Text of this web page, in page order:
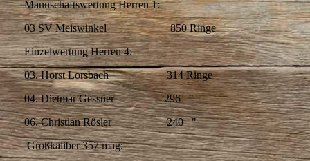
Mannschaftswertung Herren 1:
03 SV Meiswinkel 850 Ringe
Einzelwertung Herren 4:
03. Horst Lorsbach 314 Ringe
04. Dietmar Gessner 296 "
06. Christian Rösler 240 "
Großkaliber 357 mag: